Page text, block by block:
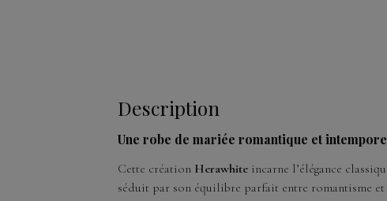
Description
Une robe de mariée romantique et
Cette création Herawhite incarne l’élégance
séduit par son équilibre parfait entre romantisme